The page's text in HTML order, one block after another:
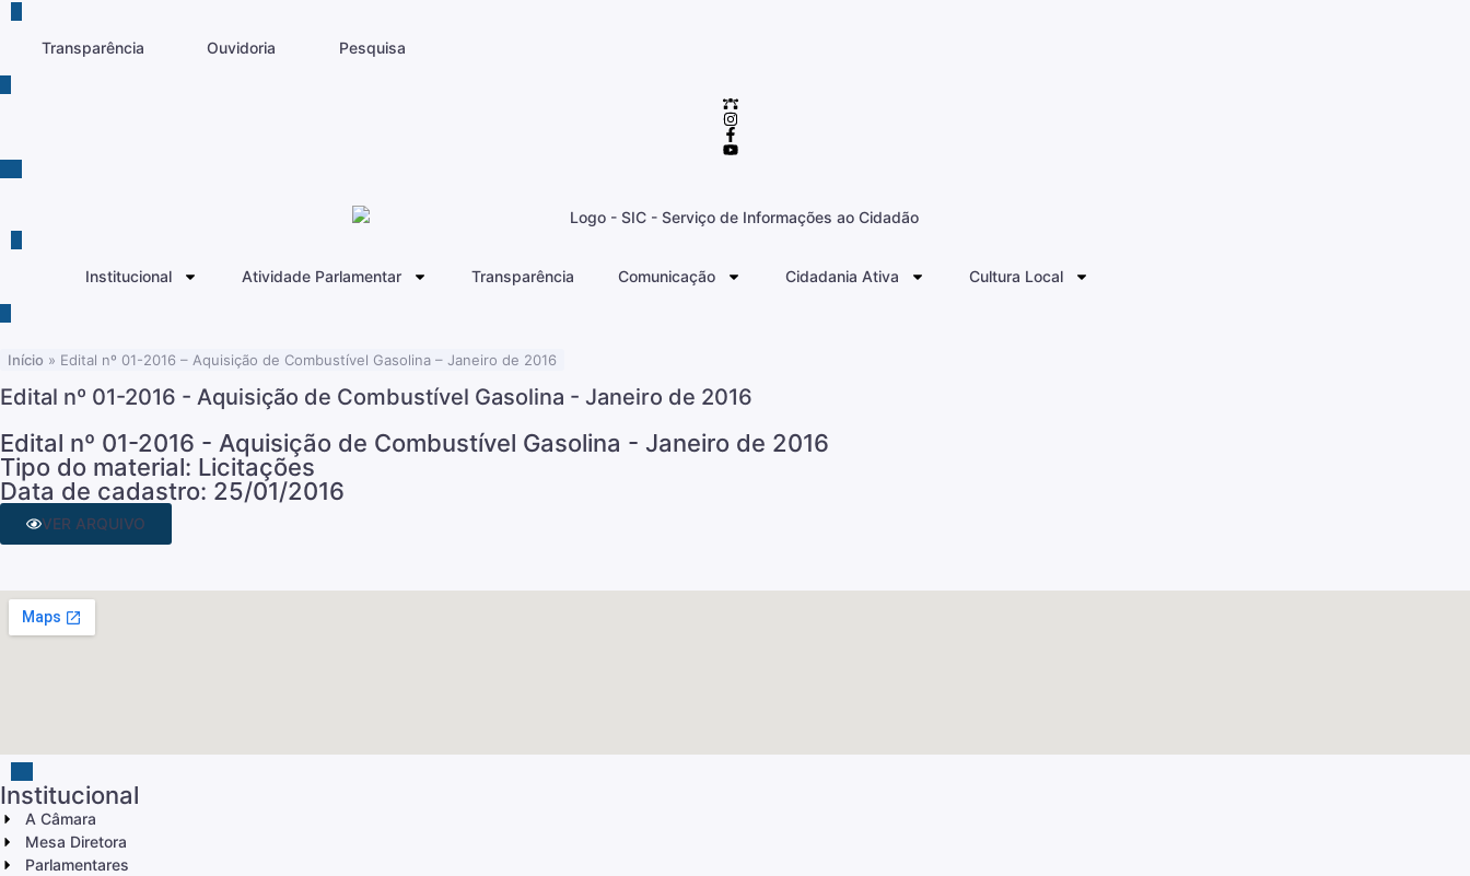
Transparência Ouvidoria Pesquisa
Institucional Atividade Parlamentar Transparência Comunicação Cidadania Ativa Cultura Local
Início » Edital nº 01-2016 – Aquisição de Combustível Gasolina – Janeiro de 2016
Edital nº 01-2016 - Aquisição de Combustível Gasolina - Janeiro de 2016
Edital nº 01-2016 - Aquisição de Combustível Gasolina - Janeiro de 2016
Tipo do material: Licitações
Data de cadastro: 25/01/2016
VER ARQUIVO
Institucional
A Câmara
Mesa Diretora
Parlamentares